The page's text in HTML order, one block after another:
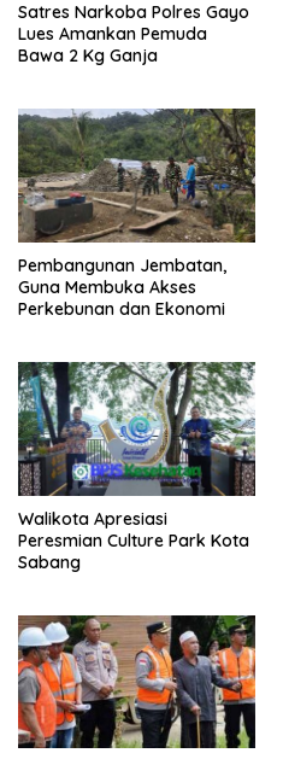
Satres Narkoba Polres Gayo
Lues Amankan Pemuda
Bawa 2 Kg Ganja
Pembangunan Jembatan,
Guna Membuka Akses
Perkebunan dan Ekonomi
Walikota Apresiasi
Peresmian Culture Park Kota
Sabang